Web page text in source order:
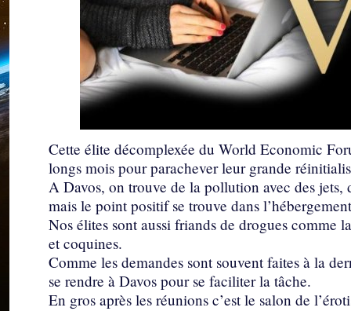
Cette élite décomplexée du World Economic
longs mois pour parachever leur grande
A Davos, on trouve de la pollution avec des
mais le point positif se trouve dans
Nos élites sont aussi friands de drogues comme
et coquines.
Comme les demandes sont souvent faites à la
se rendre à Davos pour se faciliter la tâche.
En gros après les réunions c’est le salon de